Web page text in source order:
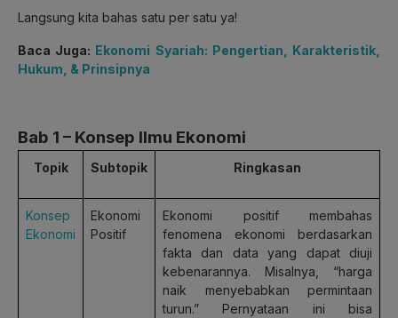
Langsung kita bahas satu per satu ya!
Baca Juga: Ekonomi Syariah: Pengertian, Karakteristik,
Hukum, & Prinsipnya
Bab 1 – Konsep Ilmu Ekonomi
Topik Subtopik Ringkasan
Konsep
Ekonomi
Ekonomi
Positif
Ekonomi positif membahas
fenomena ekonomi berdasarkan
fakta dan data yang dapat diuji
kebenarannya. Misalnya, “harga
naik menyebabkan permintaan
turun.” Pernyataan ini bisa